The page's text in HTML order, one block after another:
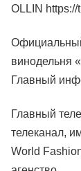
OLLIN
винодельня
Главный
Главный
телеканал,
World